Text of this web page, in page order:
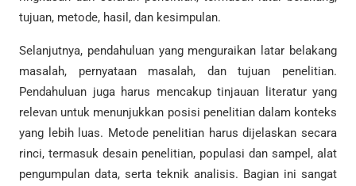
tujuan, metode, hasil, dan kesimpulan.
Selanjutnya, pendahuluan yang menguraikan latar belakang
masalah, pernyataan masalah, dan tujuan penelitian.
Pendahuluan juga harus mencakup tinjauan literatur yang
relevan untuk menunjukkan posisi penelitian dalam konteks
yang lebih luas. Metode penelitian harus dijelaskan secara
rinci, termasuk desain penelitian, populasi dan sampel, alat
pengumpulan data, serta teknik analisis. Bagian ini sangat